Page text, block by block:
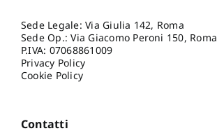
Sede Legale: Via Giulia 142, Roma
Sede Op.: Via Giacomo Peroni 150, Roma
P.IVA: 07068861009
Privacy Policy
Cookie Policy
Contatti